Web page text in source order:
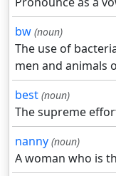
bw (noun)
The use of
men and animals
best (noun)
The supreme
nanny (noun)
A woman who is